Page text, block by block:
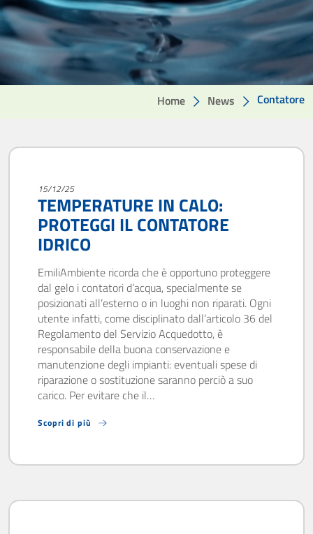
Home News Contatore
15/12/25
TEMPERATURE IN CALO:
PROTEGGI IL CONTATORE
IDRICO
EmiliAmbiente ricorda che è opportuno proteggere
dal gelo i contatori d’acqua, specialmente se
posizionati all’esterno o in luoghi non riparati. Ogni
utente infatti, come disciplinato dall’articolo 36 del
Regolamento del Servizio Acquedotto, è
responsabile della buona conservazione e
manutenzione degli impianti: eventuali spese di
riparazione o sostituzione saranno perciò a suo
carico. Per evitare che il…
Scopri di più